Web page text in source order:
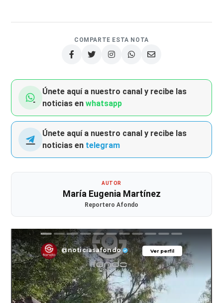
COMPARTE ESTA NOTA
Únete aquí a nuestro canal y recibe las
noticias enwhatsapp
Únete aquí a nuestro canal y recibe las
noticias en telegram
AUTOR
María Eugenia Martínez
Reportero Afondo
Ver perfil
@noticiasafondo Ver perfil